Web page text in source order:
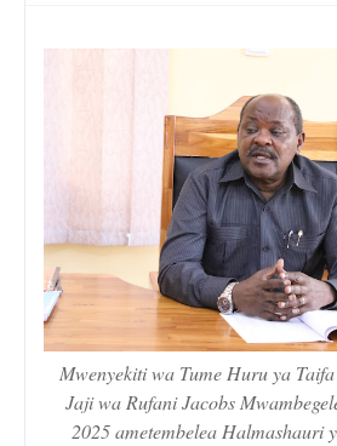
Mwenyekiti wa Tume Huru ya
Jaji wa Rufani Jacobs
2025 ametembelea Halmashauri